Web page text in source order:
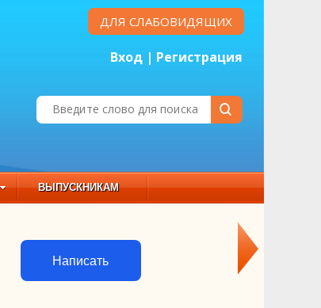
ДЛЯ СЛАБОВИДЯЩИХ
Вход | Регистрация
ВЫПУСКНИКАМ
Написать